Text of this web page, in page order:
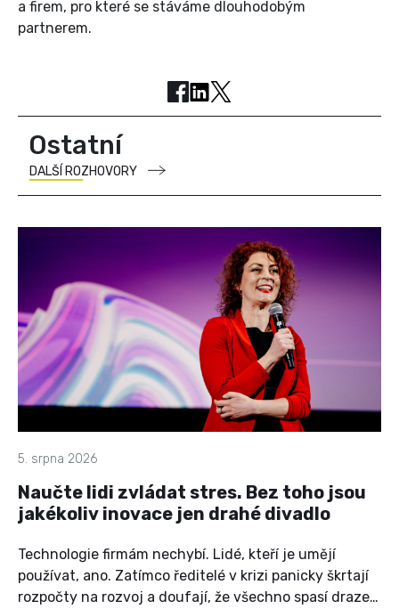
a firem, pro které se stáváme dlouhodobým
partnerem.
Ostatní
DALŠÍ ROZHOVORY
5. srpna 2026
Naučte lidi zvládat stres. Bez toho jsou
jakékoliv inovace jen drahé divadlo
Technologie firmám nechybí. Lidé, kteří je umějí
používat, ano. Zatímco ředitelé v krizi panicky škrtají
rozpočty na rozvoj a doufají, že všechno spasí draze